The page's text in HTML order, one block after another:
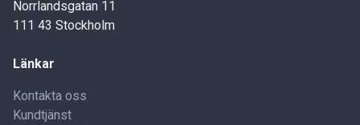
Norrlandsgatan 11
111 43 Stockholm
Länkar
Kontakta oss
Kundtjänst